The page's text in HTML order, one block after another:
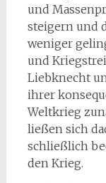
und
steigern und
weniger
und
Liebknecht
ihrer
Weltkrieg
ließen sich
schließlich
den Krieg.